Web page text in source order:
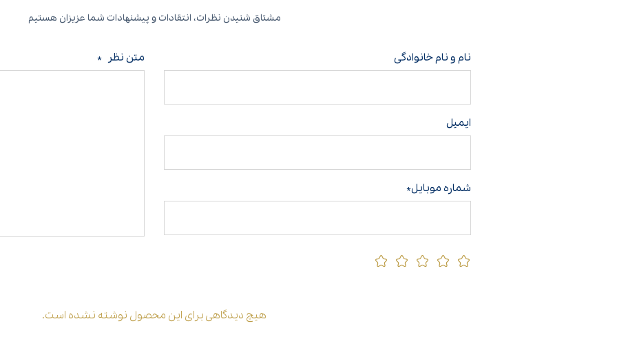
مشتاق شنیدن نظرات، انتقادات و پیشنهادات شما عزیزان هستیم
نام و نام خانوادگی
ایمیل
شماره موبایل*
متن نظر *
هیچ دیدگاهی برای این محصول نوشته نشده است.